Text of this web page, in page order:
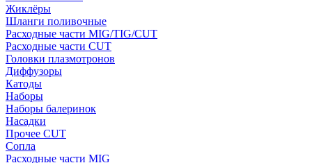
Жиклёры
Шланги поливочные
Расходные части MIG/TIG/CUT
Расходные части CUT
Головки плазмотронов
Диффузоры
Катоды
Наборы
Наборы балеринок
Насадки
Прочее CUT
Сопла
Расходные части MIG